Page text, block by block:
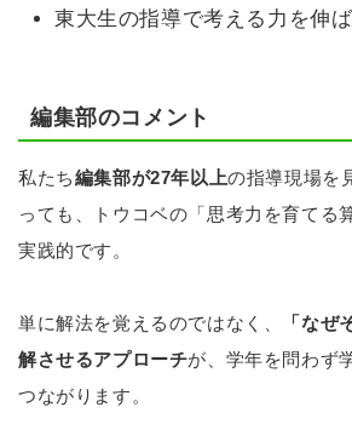
東大生の指導で考える力を伸
編集部のコメント
私たち編集部が27年以上の指導現場を
っても、トウコベの「思考力を育てる
実践的です。
単に解法を覚えるのではなく、
「なぜ
解させるアプローチが、学年を問わず
つながります。